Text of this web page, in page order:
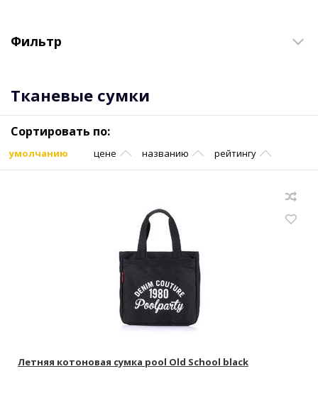
Фильтр
Тканевые сумки
Сортировать по:
умолчанию цене названию рейтингу
Летняя котоновая сумка pool Old School black